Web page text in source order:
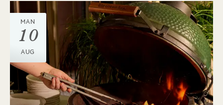
MAN
10
AUG